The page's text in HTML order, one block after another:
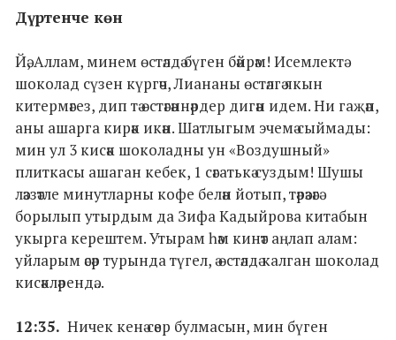
Дүртенче көн
Йә, Аллам, минем өстәлдә бүген бәйрәм! Исемлектә
шоколад сүзен күргәч, Лиананы өстәлгә якын
китермәгез, дип тә өстәгәннәрдер дигән идем. Ни гаҗәп,
аны ашарга кирәк икән. Шатлыгым эчемә сыймады:
мин ул 3 кисәк шоколадны ун «Воздушный»
плиткасы ашаган кебек, 1 сәгатькә суздым! Шушы
ләззәтле минутларны кофе белән йотып, тәрәзәгә
борылып утырдым да Зифа Кадыйрова китабын
укырга керештем. Утырам һәм кинәт аңлап алам:
уйларым әсәр турында түгел, ә өстәлдә калган шоколад
кисәкләрендә...
12:35. Ничек кенә сәер булмасын, мин бүген